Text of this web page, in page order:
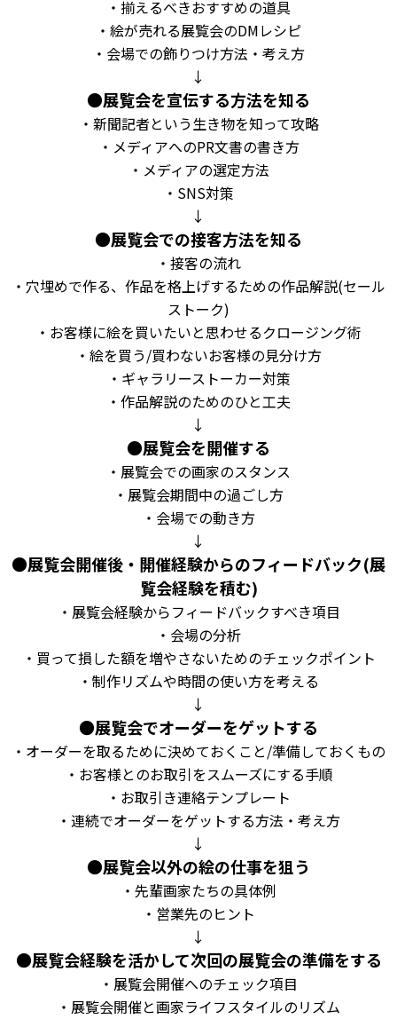
・揃えるべきおすすめの道具
・絵が売れる展覧会のDMレシピ
・会場での飾りつけ方法・考え方
↓
●展覧会を宣伝する方法を知る
・新聞記者という生き物を知って攻略
・メディアへのPR文書の書き方
・メディアの選定方法
・ SNS対策
↓
●展覧会での接客方法を知る
・接客の流れ
・穴埋めで作る、作品を格上げするための作品解説(セール
ストーク)
・お客様に絵を買いたいと思わせるクロージング術
・絵を買う/買わないお客様の見分け方
・ギャラリーストーカー対策
・作品解説のためのひと工夫
↓
●展覧会を開催する
・展覧会での画家のスタンス
・展覧会期間中の過ごし方
・会場での動き方
↓
●展覧会開催後・開催経験からのフィードバック(展
覧会経験を積む)
・展覧会経験からフィードバックすべき項目
・会場の分析
・買って損した額を増やさないためのチェックポイント
・制作リズムや時間の使い方を考える
↓
●展覧会でオーダーをゲットする
・オーダーを取るために決めておくこと/準備しておくもの
・お客様とのお取引をスムーズにする手順
・お取引き連絡テンプレート
・連続でオーダーをゲットする方法・考え方
↓
●展覧会以外の絵の仕事を狙う
・先輩画家たちの具体例
・営業先のヒント
↓
●展覧会経験を活かして次回の展覧会の準備をする
・展覧会開催へのチェック項目
・展覧会開催と画家ライフスタイルのリズム